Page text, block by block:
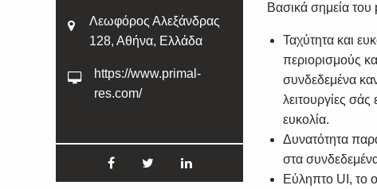
Λεωφόρος Αλεξάνδρας
128, Αθήνα, Ελλάδα
https://www.primal-
res.com/
Βασικά σημεία
Ταχύτητα και
περιορισμούς
συνδεδεμένα
λειτουργίες σάς
ευκολία.
Δυνατότητα
στα
Εύληπτο UI, το